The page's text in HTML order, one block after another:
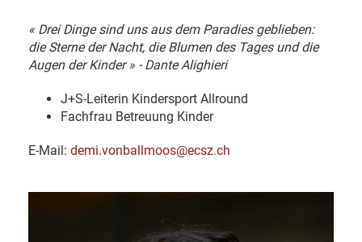
« Drei Dinge sind uns aus dem Paradies geblieben:
die Sterne der Nacht, die Blumen des Tages und die
Augen der Kinder » - Dante Alighieri
J+S-Leiterin Kindersport Allround
Fachfrau Betreuung Kinder
E-Mail: demi.vonballmoos@ecsz.ch